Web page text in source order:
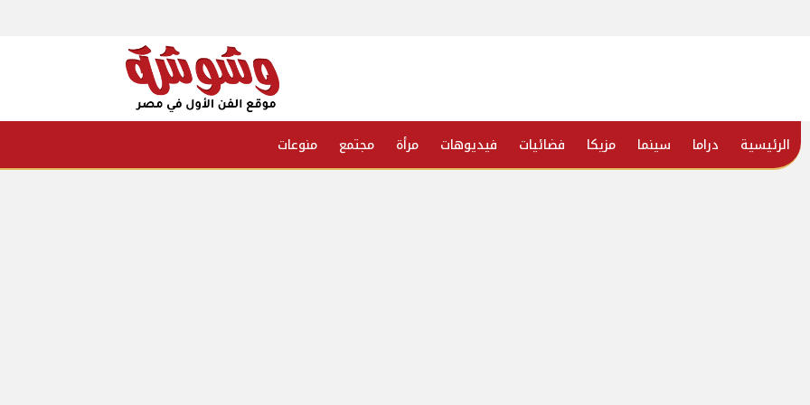
الرئيسية دراما سينما مزيكا فضائيات فيديوهات مرأة مجتمع منوعات